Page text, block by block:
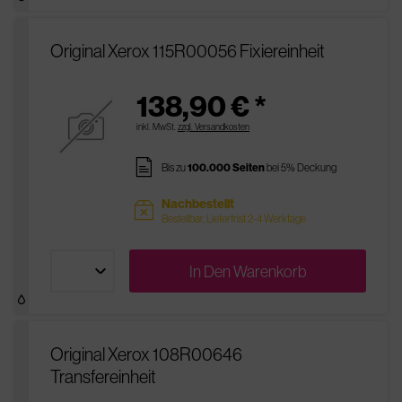
Original Xerox 115R00056 Fixiereinheit
138,90 € *
inkl. MwSt. zzgl. Versandkosten
pages Bis zu100.000 Seitenbei 5% Deckung
sold Nachbestellt
Bestellbar, Lieferfrist 2-4 Werktage
In DenWarenkorb
Original Xerox 108R00646
Transfereinheit